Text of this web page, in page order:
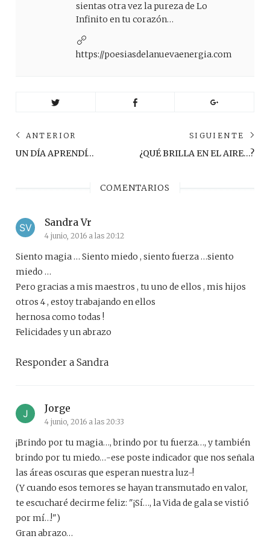
sientas otra vez la pureza de Lo
Infinito en tu corazón…
https://poesiasdelanuevaenergia.com
Navegación
de
ANTERIOR
Anterior
UN DÍA APRENDÍ…
SIGUIENTE
¿QUÉ BRILLA EN EL AIRE…?
COMENTARIOS
Sandra Vr
4 junio, 2016 a las 20:12
Siento magia … Siento miedo , siento fuerza …siento
miedo …
Pero gracias a mis maestros , tu uno de ellos , mis hijos
otros 4 , estoy trabajando en ellos
hernosa como todas !
Felicidades y un abrazo
Responder a Sandra
Jorge
4 junio, 2016 a las 20:33
¡Brindo por tu magia…, brindo por tu fuerza…, y también
brindo por tu miedo…-ese poste indicador que nos señala
las áreas oscuras que esperan nuestra luz-!
(Y cuando esos temores se hayan transmutado en valor,
te escucharé decirme feliz: "¡Sí…, la Vida de gala se vistió
por mí…!")
Gran abrazo…